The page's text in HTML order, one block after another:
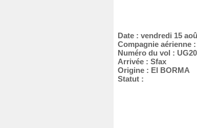
Date : vendredi 15
Compagnie aérienne
Numéro du vol :
Arrivée : Sfax
Origine : El BORMA
Statut :